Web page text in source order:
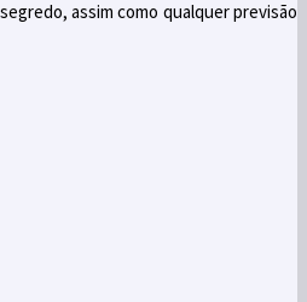
assim como qualquer previsão